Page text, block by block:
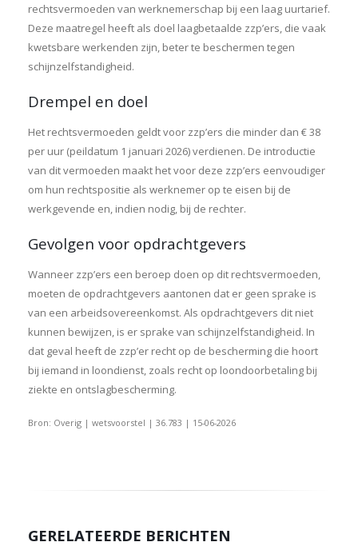
rechtsvermoeden van werknemerschap bij een laag uurtarief.
Deze maatregel heeft als doel laagbetaalde zzp’ers, die vaak
kwetsbare werkenden zijn, beter te beschermen tegen
schijnzelfstandigheid.
Drempel en doel
Het rechtsvermoeden geldt voor zzp’ers die minder dan € 38
per uur (peildatum 1 januari 2026) verdienen. De introductie
van dit vermoeden maakt het voor deze zzp’ers eenvoudiger
om hun rechtspositie als werknemer op te eisen bij de
werkgevende en, indien nodig, bij de rechter.
Gevolgen voor opdrachtgevers
Wanneer zzp’ers een beroep doen op dit rechtsvermoeden,
moeten de opdrachtgevers aantonen dat er geen sprake is
van een arbeidsovereenkomst. Als opdrachtgevers dit niet
kunnen bewijzen, is er sprake van schijnzelfstandigheid. In
dat geval heeft de zzp’er recht op de bescherming die hoort
bij iemand in loondienst, zoals recht op loondoorbetaling bij
ziekte en ontslagbescherming.
Bron: Overig | wetsvoorstel | 36.783 | 15-06-2026
GERELATEERDE BERICHTEN